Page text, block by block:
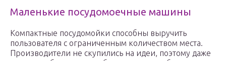
Маленькие посудомоечные машины
Компактные посудомойки способны выручить
пользователя с ограниченным количеством места.
Производители не скупились на идеи, поэтому даже